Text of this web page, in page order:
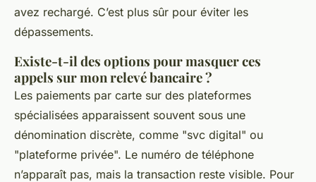
avez rechargé. C’est plus sûr pour éviter les
dépassements.
Existe-t-il des options pour masquer ces
appels sur mon relevé bancaire ?
Les paiements par carte sur des plateformes
spécialisées apparaissent souvent sous une
dénomination discrète, comme "svc digital" ou
"plateforme privée". Le numéro de téléphone
n’apparaît pas, mais la transaction reste visible. Pour